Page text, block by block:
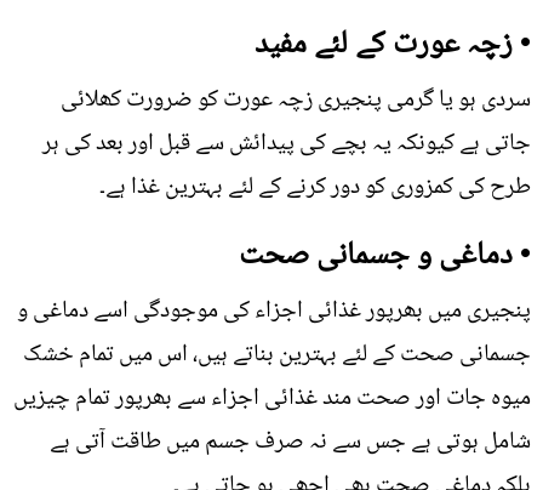
• زچہ عورت کے لئے مفید
سردی ہو یا گرمی پنجیری زچہ عورت کو ضرورت کھلائی
جاتی ہے کیونکہ یہ بچے کی پیدائش سے قبل اور بعد کی ہر
طرح کی کمزوری کو دور کرنے کے لئے بہترین غذا ہے۔
• دماغی و جسمانی صحت
پنجیری میں بھرپور غذائی اجزاء کی موجودگی اسے دماغی و
جسمانی صحت کے لئے بہترین بناتے ہیں، اس میں تمام خشک
میوہ جات اور صحت مند غذائی اجزاء سے بھرپور تمام چیزیں
شامل ہوتی ہے جس سے نہ صرف جسم میں طاقت آتی ہے